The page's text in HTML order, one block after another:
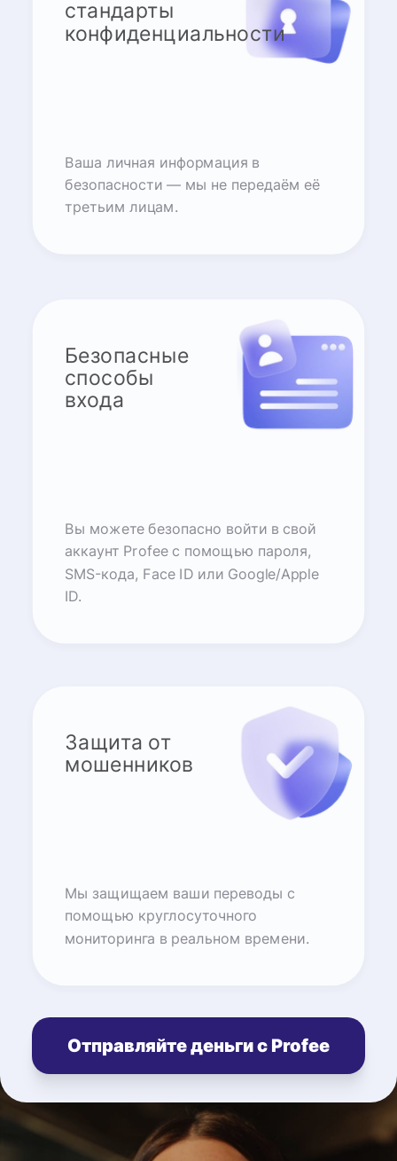
стандарты
конфиденциальности
Ваша личная информация в
безопасности — мы не передаём её
третьим лицам.
Безопасные
способы
входа
Вы можете безопасно войти в свой
аккаунт Profee с помощью пароля,
SMS-кода, Face ID или Google/Apple
ID.
Защита от
мошенников
Мы защищаем ваши переводы с
помощью круглосуточного
мониторинга в реальном времени.
Отправляйте деньги с Profee